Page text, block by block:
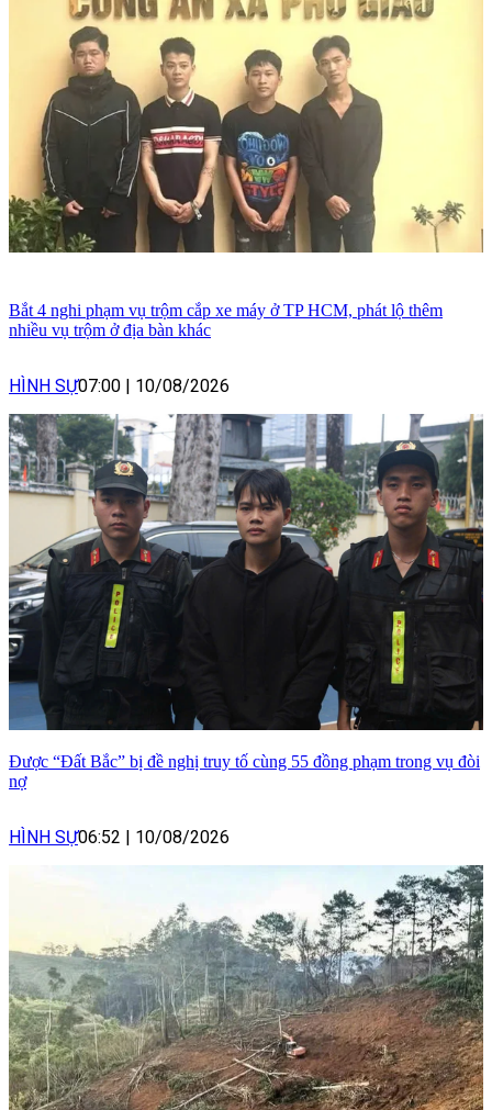
Bắt 4 nghi phạm vụ trộm cắp xe máy ở TP HCM, phát lộ thêm
nhiều vụ trộm ở địa bàn khác
HÌNH SỰ07:00 | 10/08/2026
Được “Đất Bắc” bị đề nghị truy tố cùng 55 đồng phạm trong vụ đòi
nợ
HÌNH SỰ06:52 | 10/08/2026